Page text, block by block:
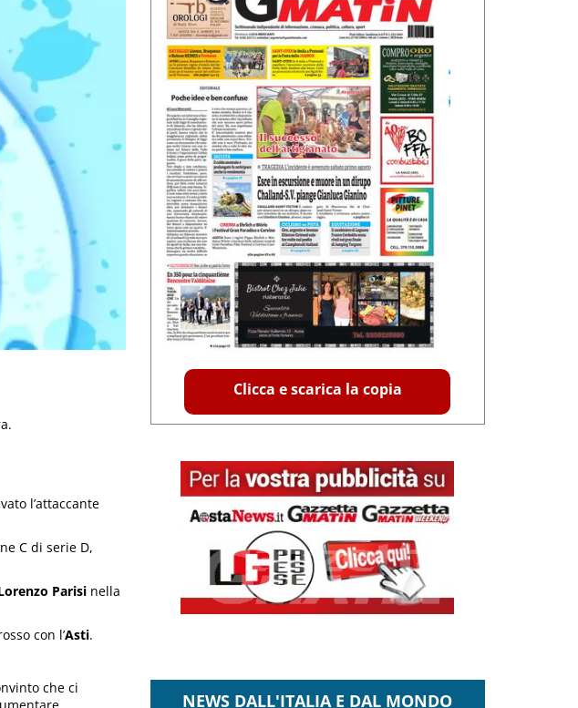
l’attaccante
C di serie D,
Parisi nella
con l’Asti.
che ci
Clicca e scarica la copia
NEWS DALL'ITALIA E DAL MONDO